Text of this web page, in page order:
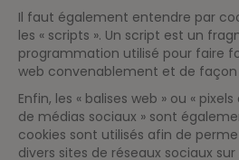
Il faut également entendre par
les « scripts ». Un script est un
programmation utilisé pour faire
web convenablement et de
Enfin, les « balises web » ou «
de médias sociaux » sont
cookies sont utilisés afin de
divers sites de réseaux sociaux